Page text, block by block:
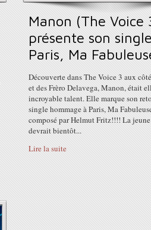
Manon (The Voice
présente son
Paris, Ma
Découverte dans The Voice 3 aux
et des Frèro Delavega, Manon, était
incroyable talent. Elle marque son
single hommage à Paris, Ma
composé par Helmut Fritz!!!! La
devrait bientôt...
Lire la suite